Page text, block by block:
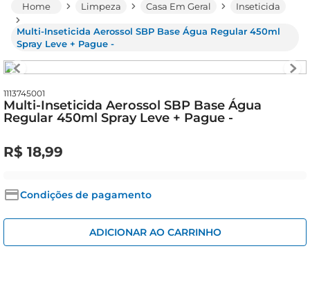
Limpeza Casa Em Geral Inseticida
Multi-Inseticida Aerossol SBP Base Água Regular 450ml
Spray Leve + Pague -
1113745001
Multi-Inseticida Aerossol SBP Base Água
Regular 450ml Spray Leve + Pague -
R$ 18,99
Condições de pagamento
ADICIONAR AO CARRINHO
leite
café
queijo
biscoito
arroz